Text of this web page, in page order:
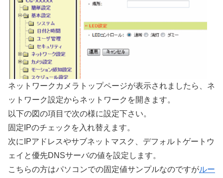
ネットワークカメラトップページが表示されましたら、ネ
ットワーク設定からネットワークを開きます。
以下の図の項目で次の様に設定下さい。
固定IPのチェックを入れ替えます。
次にIPアドレスやサブネットマスク、デフォルトゲートウ
ェイと優先DNSサーバの値を設定します。
こちらの方はパソコンでの固定値サンプルなのですがルー